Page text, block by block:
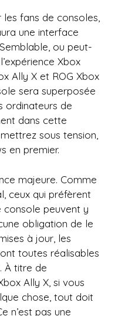
fans de consoles,
une interface
ou peut-
Xbox
Ally X et ROG Xbox
sera superposée
ordinateurs de
dans cette
sous tension,
en premier.
majeure. Comme
ceux qui préfèrent
peuvent y
obligation de le
à jour, les
toutes réalisables
À titre de
Ally X, si vous
chose, tout doit
n’est pas une